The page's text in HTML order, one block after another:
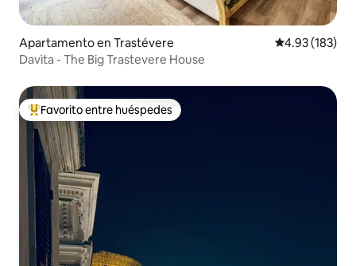
Apartamento en Trastévere Calificación
4.93 (183)
Davìta - The Big Trastevere House
Favorito entre huéspedes preferido
Favorito entre huéspedes